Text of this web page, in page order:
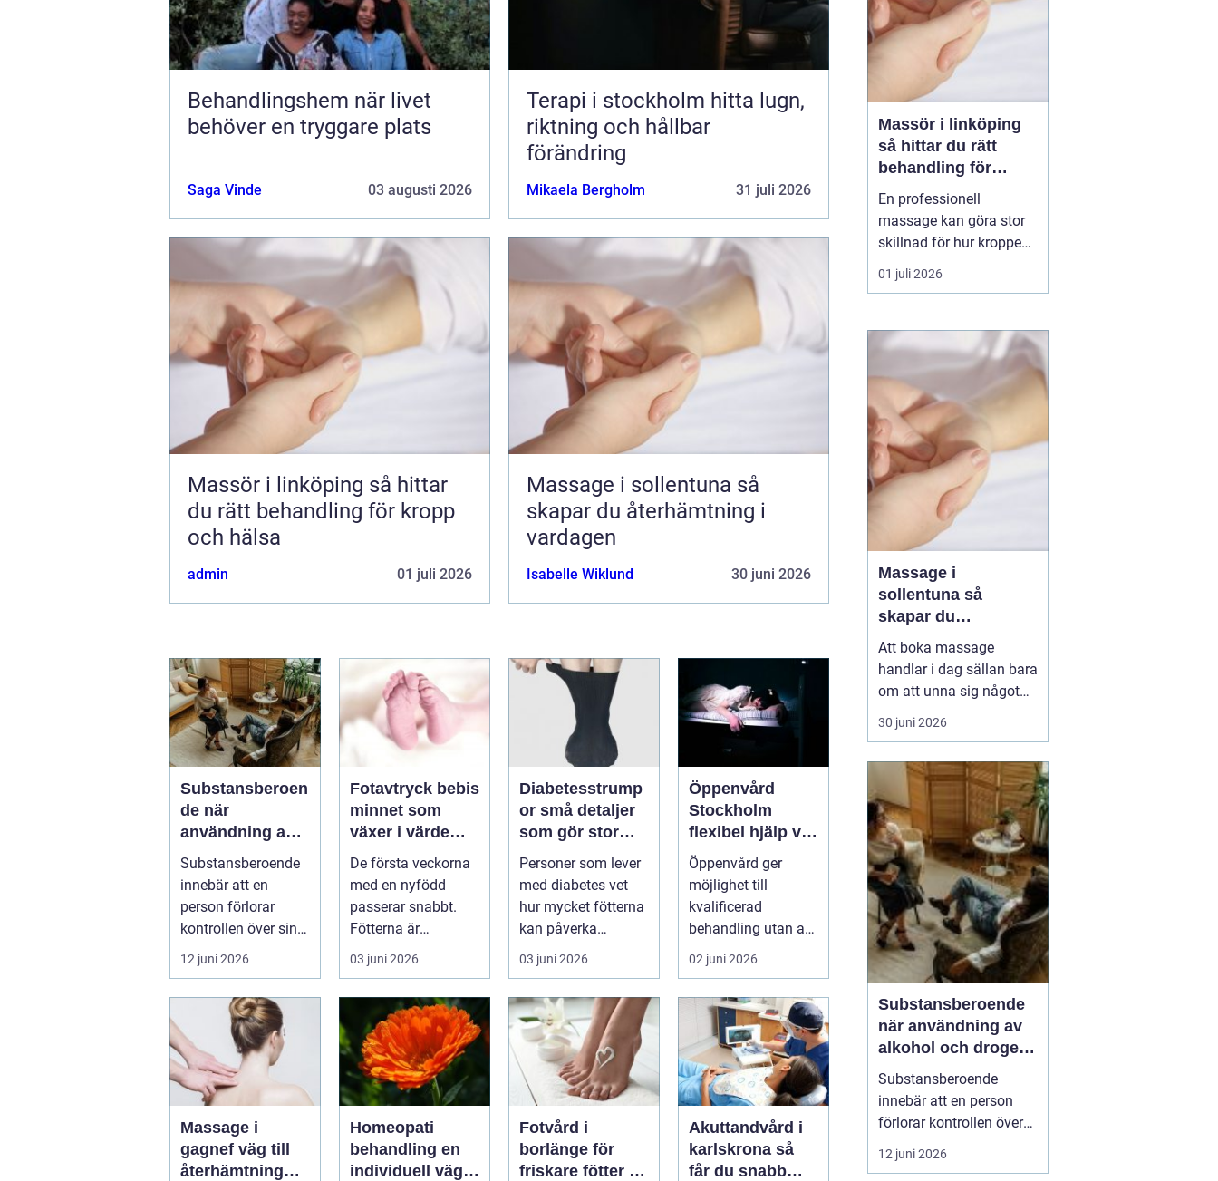
Behandlingshem när livet
behöver en tryggare plats
Saga Vinde 03 augusti 2026
Terapi i stockholm hitta lugn,
riktning och hållbar
förändring
Mikaela Bergholm 31 juli 2026
Massör i linköping så hittar
du rätt behandling för kropp
och hälsa
admin 01 juli 2026
Massage i sollentuna så
skapar du återhämtning i
vardagen
Isabelle Wiklund 30 juni 2026
Substansberoen
de när
användning av
alkohol och
droger tar över
vardagen
Substansberoende
innebär att en
person förlorar
kontrollen över sin
konsumtion av
alkohol, läkemedel...
12 juni 2026
Fotavtryck bebis
minnet som
växer i värde
med åren
De första veckorna
med en nyfödd
passerar snabbt.
Fötterna är
pyttesmå, huden är
mjuk och varje lite...
03 juni 2026
Diabetesstrump
or små detaljer
som gör stor
skillnad för
känsliga fötter
Personer som lever
med diabetes vet
hur mycket fötterna
kan påverka
vardagen. Nedsatt
känsel, sämre ...
03 juni 2026
Öppenvård
Stockholm
flexibel hjälp vid
beroende och
annan
problematik
Öppenvård ger
möjlighet till
kvalificerad
behandling utan att
personen behöver
lämna sitt hem, sitt
...
02 juni 2026
Massage i
gagnef väg till
återhämtning
Homeopati
behandling en
individuell väg
Fotvård i
borlänge för
friskare fötter i
Akuttandvård i
karlskrona så
får du snabb
Massör i linköping
så hittar du rätt
behandling för
kropp och hälsa
En professionell
massage kan göra stor
skillnad för hur kroppen
känns i vardagen.
Många i Linköping söker
värken blir för stor eller
när stressnivån är
ohållbar. Men massage
kan vara lika mycket
förebyggande som
behandlande. Med rät...
01 juli 2026
Massage i
sollentuna så
skapar du
återhämtning i
vardagen
Att boka massage
handlar i dag sällan bara
om att unna sig något
skönt. Allt fler i
Sollentuna söker
värk, sömnproblem och
långvarig trötthet. Rätt
typ av massage kan
hjälpa både kroppen och
hjärnan att varva ner,
lindra smärta...
30 juni 2026
Substansberoende
när användning av
alkohol och droger
tar över vardagen
Substansberoende
innebär att en person
förlorar kontrollen över
sin konsumtion av
alkohol, läkemedel eller
12 juni 2026